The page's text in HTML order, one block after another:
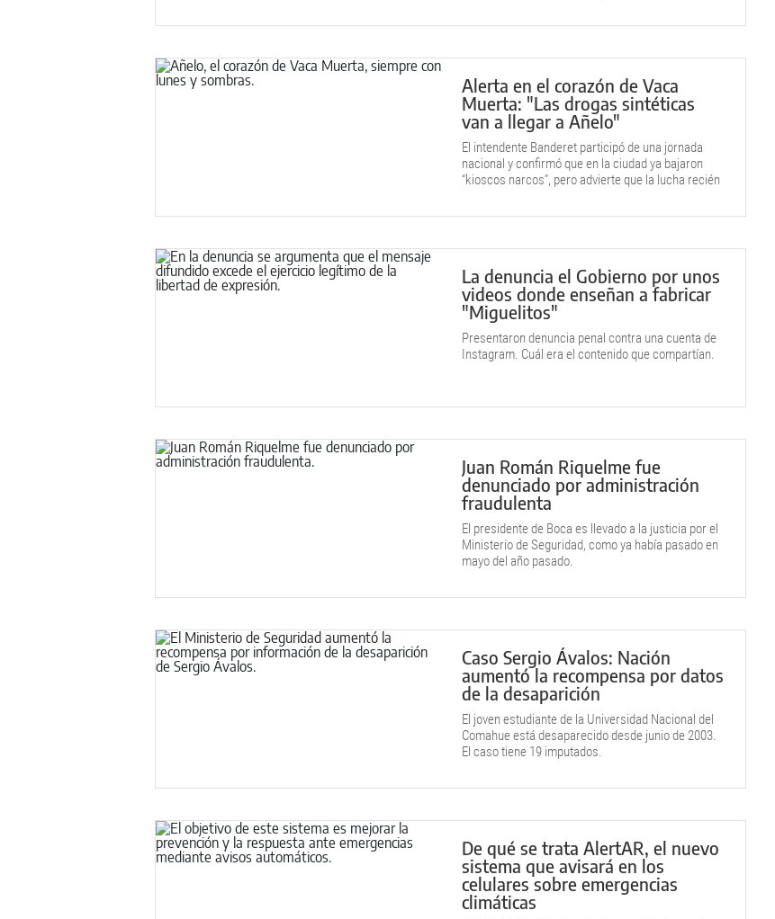
Alerta en el corazón de Vaca
Muerta: "Las drogas sintéticas
van a llegar a Añelo"
El intendente Banderet participó de una jornada
nacional y confirmó que en la ciudad ya bajaron
“kioscos narcos”, pero advierte que la lucha recién
La denuncia el Gobierno por unos
videos donde enseñan a fabricar
"Miguelitos"
Presentaron denuncia penal contra una cuenta de
Instagram. Cuál era el contenido que compartían.
Juan Román Riquelme fue
denunciado por administración
fraudulenta
El presidente de Boca es llevado a la justicia por el
Ministerio de Seguridad, como ya había pasado en
mayo del año pasado.
Caso Sergio Ávalos: Nación
aumentó la recompensa por datos
de la desaparición
El joven estudiante de la Universidad Nacional del
Comahue está desaparecido desde junio de 2003.
El caso tiene 19 imputados.
De qué se trata AlertAR, el nuevo
sistema que avisará en los
celulares sobre emergencias
climáticas